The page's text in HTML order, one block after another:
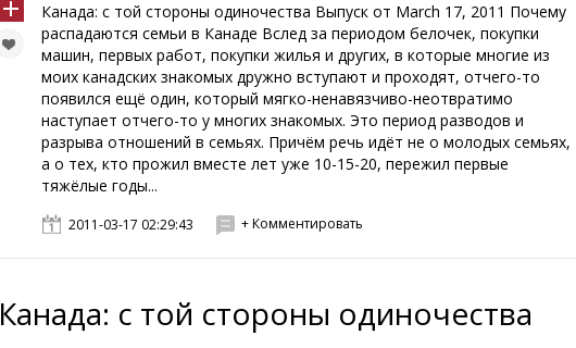
Канада: с той стороны одиночества Выпуск от March 17, 2011 Почему
распадаются семьи в Канаде Вслед за периодом белочек, покупки
машин, первых работ, покупки жилья и других, в которые многие из
моих канадских знакомых дружно вступают и проходят, отчего-то
появился ещё один, который мягко-ненавязчиво-неотвратимо
наступает отчего-то у многих знакомых. Это период разводов и
разрыва отношений в семьях. Причём речь идёт не о молодых семьях,
а о тех, кто прожил вместе лет уже 10-15-20, пережил первые
тяжёлые годы...
2011-03-17 02:29:43 + Комментировать
Канада: с той стороны одиночества